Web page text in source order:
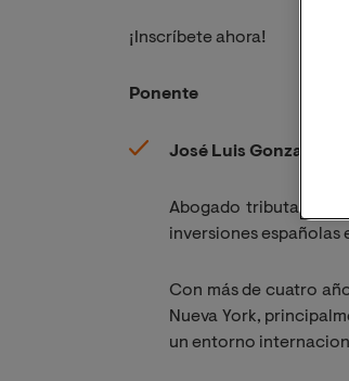
¡Inscríbete ahora!
Ponente
José Luis Gonzalo
Abogado tributarista,
inversiones españolas
Con más de cuatro
Nueva York,
un entorno